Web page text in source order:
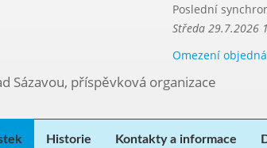
Poslední
Středa 29.7.2026
Omezení
Sázavou, příspěvková organizace
Historie Kontakty a informace